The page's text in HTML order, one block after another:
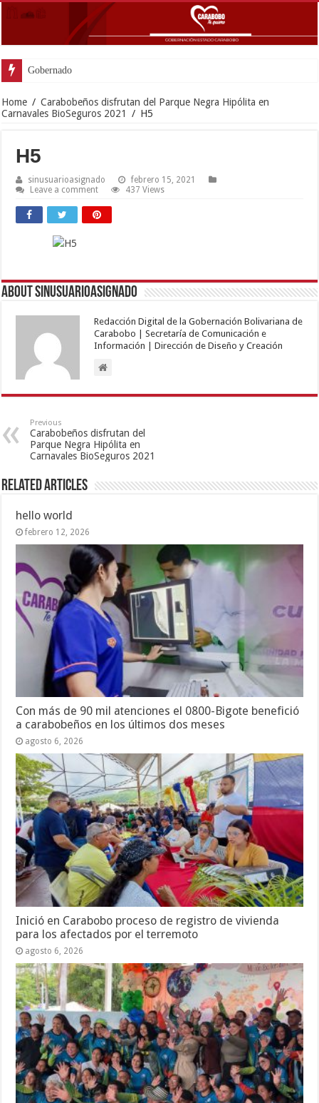
Gobernador Lacava y Alca
Home / Carabobeños disfrutan del Parque Negra Hipólita en
Carnavales BioSeguros 2021
/ H5
H5
sinusuarioasignado
febrero 15, 2021
Leave a comment
437 Views
About sinusuarioasignado
Redacción Digital de la Gobernación Bolivariana de
Carabobo | Secretaría de Comunicación e
Información | Dirección de Diseño y Creación
Previous
Carabobeños disfrutan del
Parque Negra Hipólita en
Carnavales BioSeguros 2021
Related Articles
hello world
febrero 12, 2026
Con más de 90 mil atenciones el 0800-Bigote benefició
a carabobeños en los últimos dos meses
agosto 6, 2026
Inició en Carabobo proceso de registro de vivienda
para los afectados por el terremoto
agosto 6, 2026